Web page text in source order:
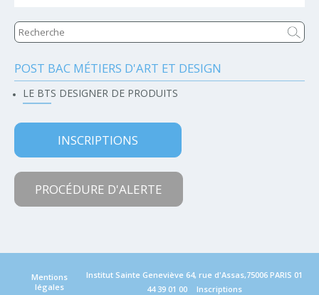
Navigation
POST BAC MÉTIERS D'ART ET DESIGN
LE BTS DESIGNER DE PRODUITS
INSCRIPTIONS
PROCÉDURE D'ALERTE
Mentions
légales
Institut Sainte Geneviève 64, rue d'Assas,75006 PARIS 01
44 39 01 00
Inscriptions